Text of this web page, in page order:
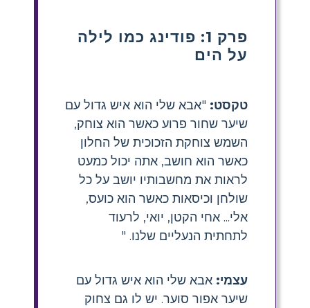
פרק 1: פודינג כמו לילה
על הים
טקסט: "אבא שלי הוא איש גדול עם
שיער שחור פרוע כאשר הוא צוחק,
השמש צוחקת הזכוכית של החלון
כאשר הוא חושב, אתה יכול כמעט
לראות את מחשבותיו יושב על כל
שולחן וכיסאות כאשר הוא כועס,
אלי... אחי הקטן, יואי, לרעוד
לתחתית הנעליים שלנו. "
עצמי: אבא שלי הוא איש גדול עם
שיער אפור סוער. יש לו גם צחוק